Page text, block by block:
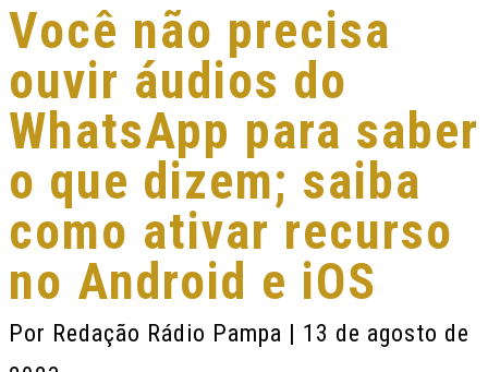
Você não precisa
ouvir áudios do
WhatsApp para saber
o que dizem; saiba
como ativar recurso
no Android e iOS
Por Redação Rádio Pampa | 13 de agosto de